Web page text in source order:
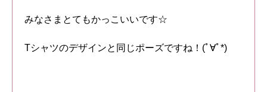
みなさまとてもかっこいいです☆
Tシャツのデザインと同じポーズですね！(ﾟ∀ﾟ*)